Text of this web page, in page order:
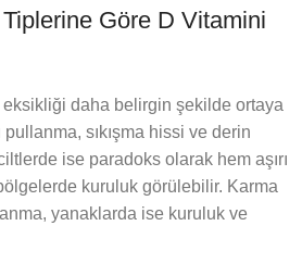
Tiplerine Göre D Vitamini
daha belirgin şekilde ortaya
pullanma, sıkışma hissi ve derin
ise paradoks olarak hem aşırı
kuruluk görülebilir. Karma
yanaklarda ise kuruluk ve